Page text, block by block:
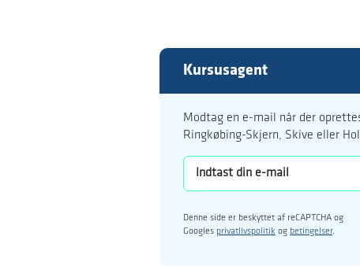
Kursusagent
Modtag en e-mail når der
Ringkøbing-Skjern, Skive eller
Denne side er beskyttet af reCAPTCHA og
Googles privatlivspolitik og betingelser.